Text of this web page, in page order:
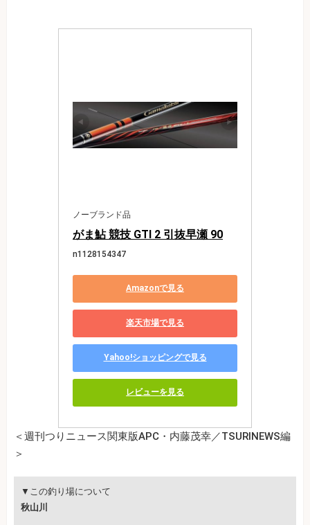
ノーブランド品
がま鮎 競技 GTI 2 引抜早瀬 90
n1128154347
Amazonで見る
楽天市場で見る
Yahoo!ショッピングで見る
レビューを見る
＜週刊つりニュース関東版APC・内藤茂幸／TSURINEWS編
＞
▼この釣り場について
秋山川